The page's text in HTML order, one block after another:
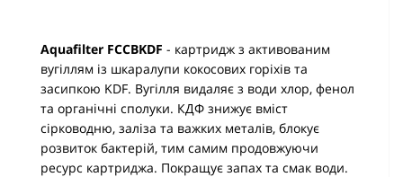
Aquafilter FCCBKDF - картридж з активованим
вугіллям із шкаралупи кокосових горіхів та
засипкою KDF. Вугілля видаляє з води хлор, фенол
та органічні сполуки. КДФ знижує вміст
сірководню, заліза та важких металів, блокує
розвиток бактерій, тим самим продовжуючи
ресурс картриджа. Покращує запах та смак води.